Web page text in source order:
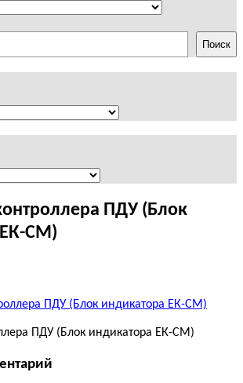
Поиск
ПДУ (Блок
СМ)
ПДУ (Блок индикатора ЕК-СМ)